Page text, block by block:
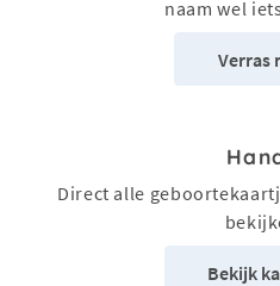
naam wel
Verras
Direct alle
Bekijk